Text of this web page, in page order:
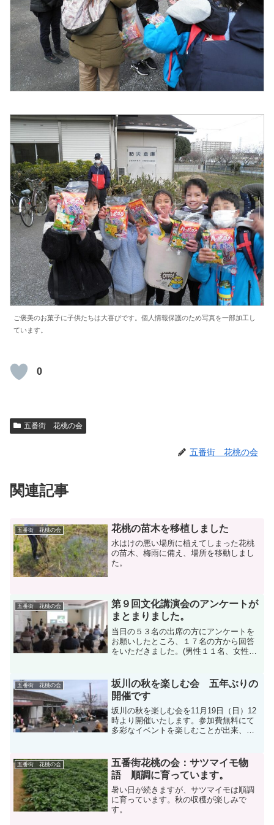
ご褒美のお菓子に子供たちは大喜びです。個人情報保護のため写真を一部加工し
ています。
0
五番街 花桃の会
五番街 花桃の会
関連記事
五番街 花桃の会 花桃の苗木を移植しました
水はけの悪い場所に植えてしまった花桃
の苗木、梅雨に備え、場所を移動しまし
た。
五番街 花桃の会
第９回文化講演会のアンケートが
まとまりました。
当日の５３名の出席の方にアンケートを
お願いしたところ、１７名の方から回答
をいただきました。(男性１１名、女性５
す。内容につきましては、掲載写真をご
覧ください。------...
五番街 花桃の会
坂川の秋を楽しむ会 五年ぶりの
開催です
坂川の秋を楽しむ会を11月19日（日）12
時より開催いたします。参加費無料にて
多彩なイベントを楽しむことが出来、更
「高清水」と「剣菱」を、ビールは「ア
サヒジョッキ缶」と「...
五番街 花桃の会
五番街花桃の会：サツマイモ物
語 順調に育っています。
暑い日が続きますが、サツマイモは順調
に育っています。秋の収穫が楽しみで
す。